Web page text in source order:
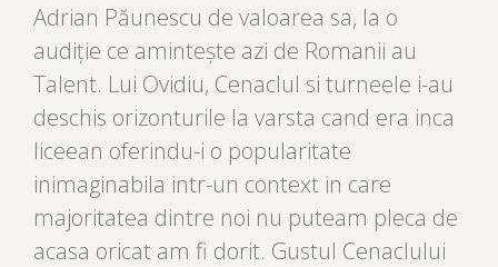
Adrian Păunescu de valoarea sa, la o
audiție ce amintește azi de Romanii au
Talent. Lui Ovidiu, Cenaclul si turneele i-au
deschis orizonturile la varsta cand era inca
liceean oferindu-i o popularitate
inimaginabila intr-un context in care
majoritatea dintre noi nu puteam pleca de
acasa oricat am fi dorit. Gustul Cenaclului